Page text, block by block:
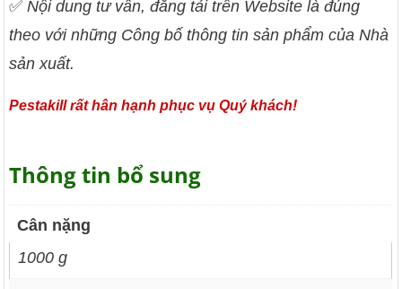
✅ Nội dung tư vấn, đăng tải trên Website là đúng
theo với những Công bố thông tin sản phẩm của Nhà
sản xuất.
Pestakill rất hân hạnh phục vụ Quý khách!
Thông tin bổ sung
Cân nặng
1000 g